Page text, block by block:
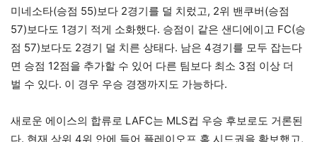
미네소타(승점 55)보다 2경기를 덜 치렀고, 2위 밴쿠버(승점
57)보다도 1경기 적게 소화했다. 승점이 같은 샌디에이고 FC(승
점 57)보다도 2경기 덜 치른 상태다. 남은 4경기를 모두 잡는다
면 승점 12점을 추가할 수 있어 다른 팀보다 최소 3점 이상 더
벌 수 있다. 이 경우 우승 경쟁까지도 가능하다.
새로운 에이스의 합류로 LAFC는 MLS컵 우승 후보로도 거론된
다. 현재 상위 4위 안에 들어 플레이오프 홈 시드권을 확보했고,